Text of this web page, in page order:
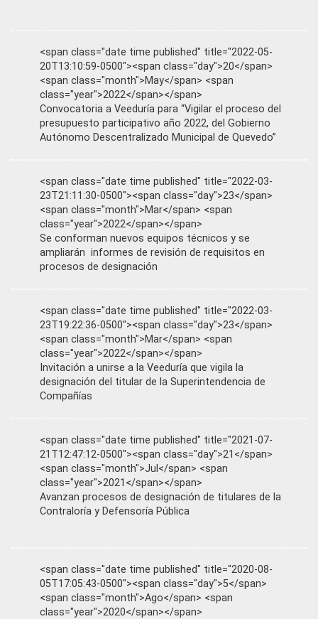
<span class="date time published" title="2022-05-
20T13:10:59-0500"><span class="day">20</span>
<span class="month">May</span> <span
class="year">2022</span></span>
Convocatoria a Veeduría para “Vigilar el proceso del
presupuesto participativo año 2022, del Gobierno
Autónomo Descentralizado Municipal de Quevedo”
<span class="date time published" title="2022-03-
23T21:11:30-0500"><span class="day">23</span>
<span class="month">Mar</span> <span
class="year">2022</span></span>
Se conforman nuevos equipos técnicos y se
ampliarán informes de revisión de requisitos en
procesos de designación
<span class="date time published" title="2022-03-
23T19:22:36-0500"><span class="day">23</span>
<span class="month">Mar</span> <span
class="year">2022</span></span>
Invitación a unirse a la Veeduría que vigila la
designación del titular de la Superintendencia de
Compañías
<span class="date time published" title="2021-07-
21T12:47:12-0500"><span class="day">21</span>
<span class="month">Jul</span> <span
class="year">2021</span></span>
Avanzan procesos de designación de titulares de la
Contraloría y Defensoría Pública
<span class="date time published" title="2020-08-
05T17:05:43-0500"><span class="day">5</span>
<span class="month">Ago</span> <span
class="year">2020</span></span>